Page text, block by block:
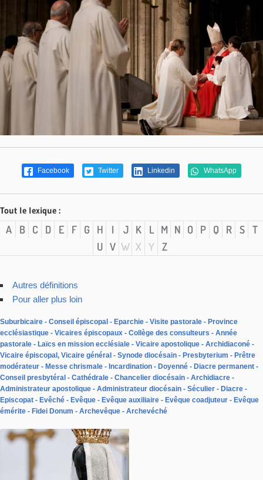
Facebook Twitter Linkedin WhatsApp
Tout le lexique :
A B C D E F G H I J K L M N O P Q R S
T
U V W X Y Z
Autres définitions
Pour aller plus loin
Suburbicaire Conseil épiscopal Eparchie Visite pastorale
Province
ecclésiastique
Vicaires épiscopaux Collège des consulteurs
Année
pastorale
Laïcs en mission ecclésiale Vicaire apostolique
Archidiaconé
Vicaire épiscopal, Vicaire général
Synode diocésain Presbyterium
Prêtre
modérateur
Messe chrismale Incardination Doyenné
Diacre permanent
Conseil presbytéral
Cathédrale Chancelier diocésain
Archidiacre
Administrateur apostolique
Administrateur diocésain Séculier
Diacre
Episcopat
Evêché Evêque Evêque auxiliaire Evêque coadjuteur
Evêque
émérite
Fidei Donum Archevêque Archevéché